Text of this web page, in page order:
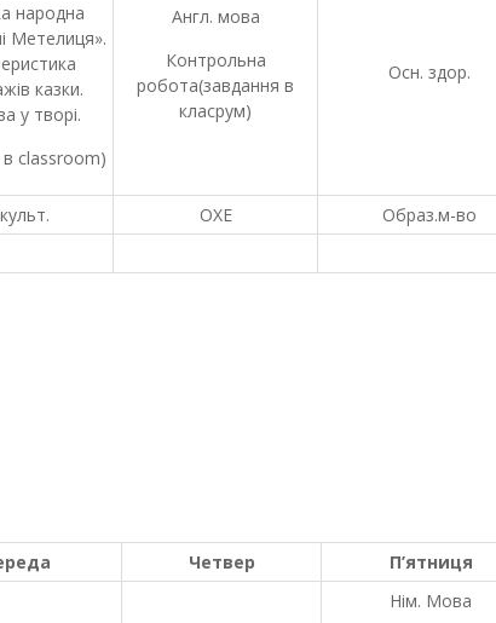
народна
Метелиця».
казки.
у творі.
classroom)
Англ. мова
Контрольна
робота(завдання в
класрум)
Осн. здор.
ОХЕ
Образ.м-во
Четвер П’ятниця
Нім. Мова